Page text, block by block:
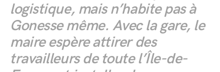
logistique, mais n’habite pas à
Gonesse même. Avec la gare, le
maire espère attirer des
travailleurs de toute l’Île-de-